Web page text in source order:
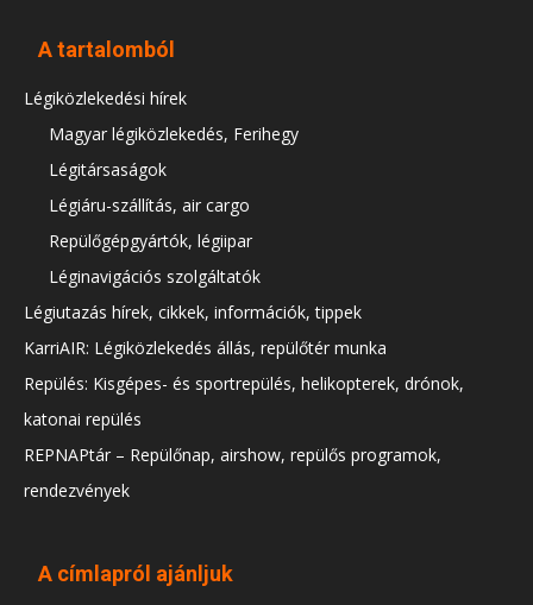
A tartalomból
Légiközlekedési hírek
Magyar légiközlekedés, Ferihegy
Légitársaságok
Légiáru-szállítás, air cargo
Repülőgépgyártók, légiipar
Léginavigációs szolgáltatók
Légiutazás hírek, cikkek, információk, tippek
KarriAIR: Légiközlekedés állás, repülőtér munka
Repülés: Kisgépes- és sportrepülés, helikopterek, drónok,
katonai repülés
REPNAPtár – Repülőnap, airshow, repülős programok,
rendezvények
A címlapról ajánljuk